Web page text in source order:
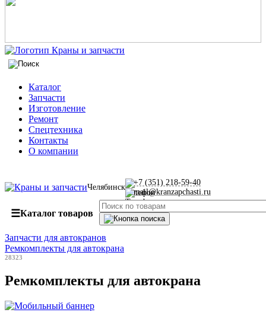
Каталог
Запчасти
Изготовление
Ремонт
Спецтехника
Контакты
О компании
Челябинск
+7 (351) 218-59-40
mail@kranzapchasti.ru
☰Каталог товаров
Запчасти для автокранов
Ремкомплекты для автокрана
28323
Ремкомплекты для автокрана